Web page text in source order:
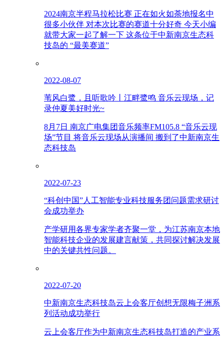
2024南京半程马拉松比赛 正在如火如荼地报名中
很多小伙伴 对本次比赛的赛道十分好奇 今天小编
就带大家一起了解一下 这条位于中新南京生态科
技岛的 “最美赛道”
2022-08-07
苇风白鹭，且听歌吟丨江畔鹭鸣 音乐云现场，记
录仲夏美好时光~
8月7日 南京广电集团音乐频率FM105.8 “音乐云现
场”节目 将音乐云现场从演播间 搬到了中新南京生
态科技岛
2022-07-23
“科创中国”人工智能专业科技服务团问题需求研讨
会成功举办
产学研用各界专家学者齐聚一堂，为江苏南京本地
智能科技企业的发展建言献策，共同探讨解决发展
中的关键共性问题。
2022-07-20
中新南京生态科技岛云上会客厅创想无限梅子洲系
列活动成功举行
云上会客厅作为中新南京生态科技岛打造的产业系